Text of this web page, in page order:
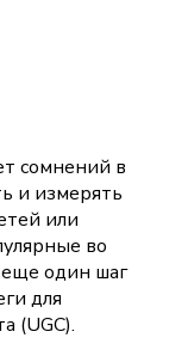
сомнений в
и измерять
или
во
еще один шаг
для
(UGC).